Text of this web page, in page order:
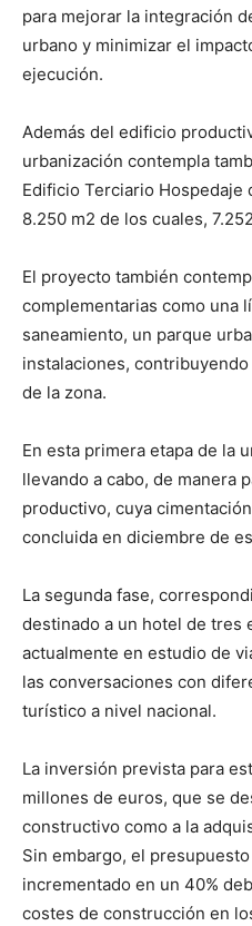
para mejorar la integración
urbano y minimizar el
ejecución.
Además del edificio
urbanización contempla
Edificio Terciario
8.250 m2 de los cuales,
El proyecto también
complementarias como una
saneamiento, un parque
instalaciones,
de la zona.
En esta primera etapa de la
llevando a cabo, de manera
productivo, cuya
concluida en diciembre de
La segunda fase,
destinado a un hotel de tres
actualmente en estudio de
las conversaciones con
turístico a nivel nacional.
La inversión prevista para
millones de euros, que se
constructivo como a la
Sin embargo, el
incrementado en un 40%
costes de construcción en